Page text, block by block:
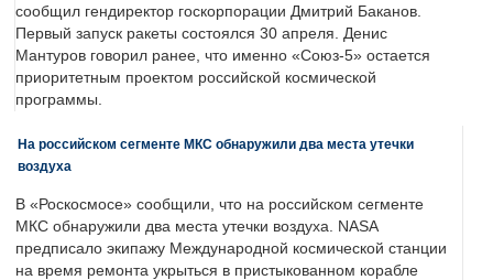
сообщил гендиректор госкорпорации Дмитрий Баканов.
Первый запуск ракеты состоялся 30 апреля. Денис
Мантуров говорил ранее, что именно «Союз-5» остается
приоритетным проектом российской космической
программы.
На российском сегменте МКС обнаружили два места утечки
воздуха
В «Роскосмосе» сообщили, что на российском сегменте
МКС обнаружили два места утечки воздуха. NASA
предписало экипажу Международной космической станции
на время ремонта укрыться в пристыкованном корабле